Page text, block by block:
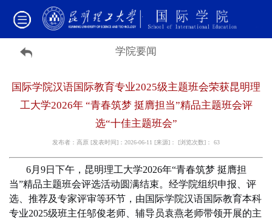
学院要闻
国际学院汉语国际教育专业2025级主题班会荣获昆明理
工大学2026年 “青春筑梦 挺膺担当”精品主题班会评
选“十佳主题班会”
发布者：高原 [发表时间]：2026-06-11 [来源]： [浏览次数]： 63
6月9日下午，昆明理工大学2026年“青春筑梦 挺膺担
当”精品主题班会评选活动圆满结束。经学院组织申报、评
选、推荐及专家评审等环节，由国际学院汉语国际教育本科
专业2025级班主任邬俊老师、 辅导员袁燕老师带领开展的主